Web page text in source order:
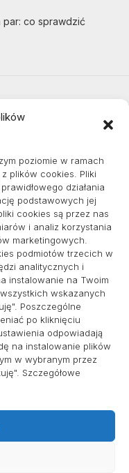
poziomie w ramach
plików cookies. Pliki
działania
podstawowych jej
cookies są przez nas
i analiz korzystania
marketingowych.
podmiotów trzecich w
analitycznych i
instalowanie na Twoim
wskazanych
Poszczególne
po kliknięciu
odpowiadają
na instalowanie plików
w wybranym przez
Szczegółowe
co sprawdzić